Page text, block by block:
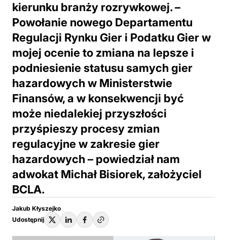
kierunku branży rozrywkowej. –
Powołanie nowego Departamentu
Regulacji Rynku Gier i Podatku Gier w
mojej ocenie to zmiana na lepsze i
podniesienie statusu samych gier
hazardowych w Ministerstwie
Finansów, a w konsekwencji być
może niedalekiej przyszłości
przyśpieszy procesy zmian
regulacyjne w zakresie gier
hazardowych – powiedział nam
adwokat Michał Bisiorek, założyciel
BCLA.
Jakub Kłyszejko
Udostępnij